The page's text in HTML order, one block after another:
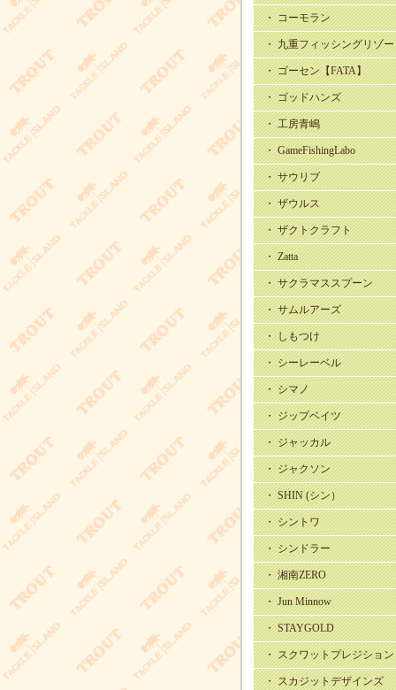
・ コーモラン
・ 九重フィッシングリゾ
・ ゴーセン【FATA】
・ ゴッドハンズ
・ 工房青嶋
・ GameFishingLabo
・ サウリブ
・ ザウルス
・ ザクトクラフト
・ Zatta
・ サクラマススプーン
・ サムルアーズ
・ しもつけ
・ シーレーベル
・ シマノ
・ ジップベイツ
・ ジャッカル
・ ジャクソン
・ SHIN (シン）
・ シントワ
・ シンドラー
・ 湘南ZERO
・ Jun Minnow
・ STAYGOLD
・ スクワットプレジション
・ スカジットデザインズ